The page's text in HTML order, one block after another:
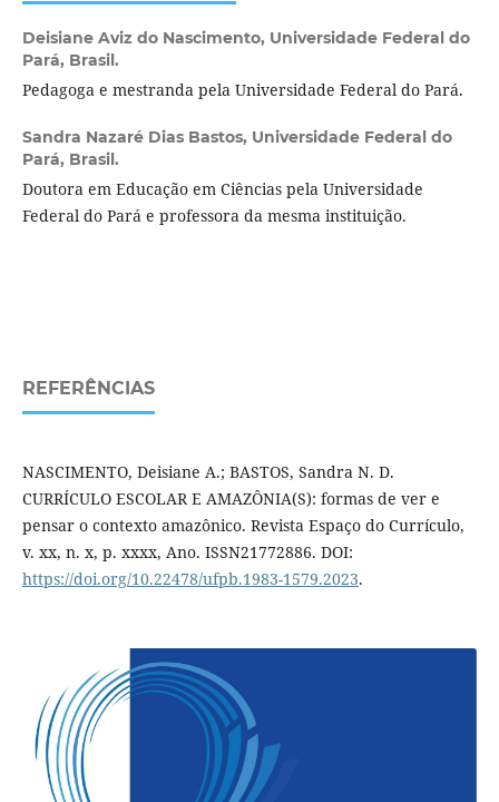
Deisiane Aviz do Nascimento, Universidade Federal do
Pará, Brasil.
Pedagoga e mestranda pela Universidade Federal do Pará.
Sandra Nazaré Dias Bastos, Universidade Federal do
Pará, Brasil.
Doutora em Educação em Ciências pela Universidade
Federal do Pará e professora da mesma instituição.
REFERÊNCIAS
NASCIMENTO, Deisiane A.; BASTOS, Sandra N. D.
CURRÍCULO ESCOLAR E AMAZÔNIA(S): formas de ver e
pensar o contexto amazônico. Revista Espaço do Currículo,
v. xx, n. x, p. xx­xx, Ano. ISSN2177­2886. DOI:
https://doi.org/10.22478/ufpb.1983-1579.2023.